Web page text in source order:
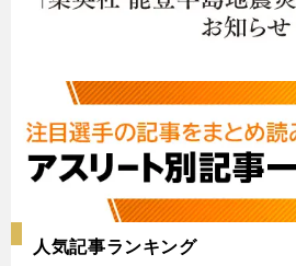
人気記事ランキング